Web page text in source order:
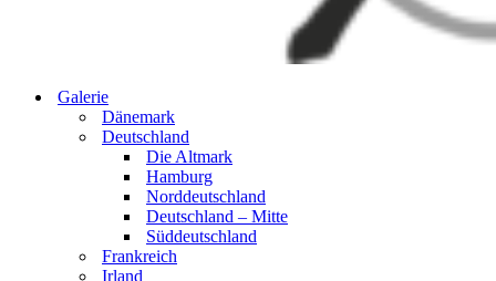
Galerie
Dänemark
Deutschland
Die Altmark
Hamburg
Norddeutschland
Deutschland – Mitte
Süddeutschland
Frankreich
Irland